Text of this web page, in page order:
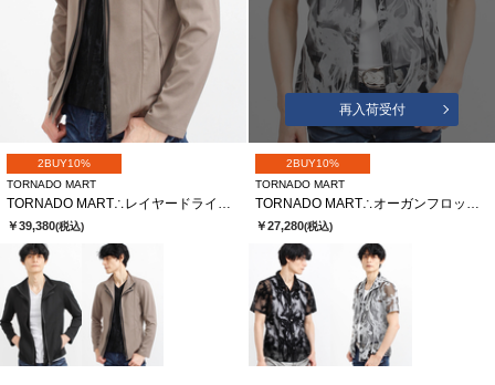
2BUY10%
TORNADO MART
TORNADO MART∴レイヤードライダース
￥39,380(税込)
再入荷受付
2BUY10%
TORNADO MART
TORNADO MART∴オーガンフロッキースモークプリント半袖シャツ
￥27,280(税込)